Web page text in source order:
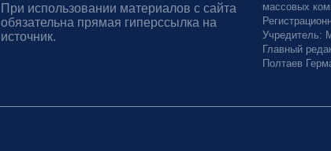
При использовании материалов с сайта
обязательна прямая гиперссылка на
источник.
массовых
Учредитель:
Главный
Полтаев